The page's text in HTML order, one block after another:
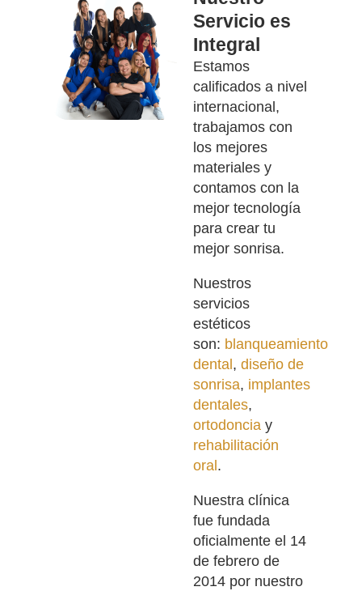
Servicio es
Integral
Estamos
calificados a nivel
internacional,
trabajamos con
los mejores
materiales y
contamos con la
mejor tecnología
para crear tu
mejor sonrisa.
Nuestros
servicios
estéticos
son: blanqueamiento
dental , diseño de
sonrisa, implantes
dentales,
ortodonciay
rehabilitación
oral .
Nuestra clínica
fue fundada
oficialmente el 14
de febrero de
2014 por nuestro